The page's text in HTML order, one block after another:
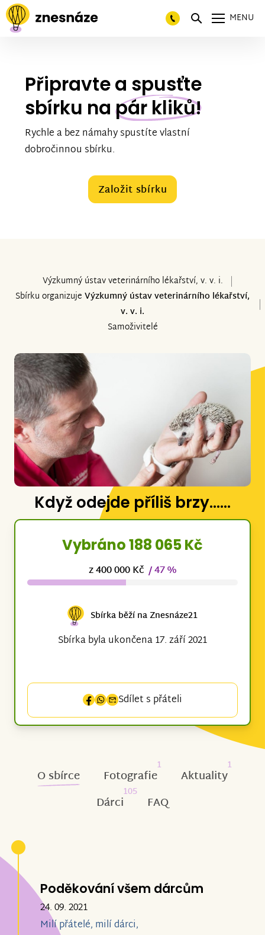
MENU
Připravte a spusťte
sbírku na pár kliků!
Rychle a bez námahy spustíte vlastní
dobročinnou sbírku.
Založit sbírku
Výzkumný ústav veterinárního lékařství, v. v. i.
Sbírku organizuje Výzkumný ústav veterinárního lékařství,
v. v. i.
Samoživitelé
Když odejde příliš brzy......
Vybráno 188 065 Kč
z 400 000 Kč / 47 %
Sbírka běží na Znesnáze21
Sbírka byla ukončena 17. září 2021
Sdílet s přáteli
O sbírce Fotografie
1
Aktuality
1
Dárci
105
FAQ
Poděkování všem dárcům
24. 09. 2021
Milí přátelé, milí dárci,